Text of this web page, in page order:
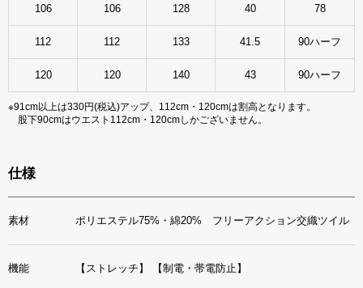
106 106 128 40 78
112 112 133 41.5 90ハーフ
120 120 140 43 90ハーフ
※91cm以上は330円(税込)アップ、112cm・120cmは割高となります。
股下90cmはウエスト112cm・120cmしかございません。
仕様
素材 ポリエステル75%・綿20% フリーアクション交織ツイル
機能 【ストレッチ】 【制電・帯電防止】